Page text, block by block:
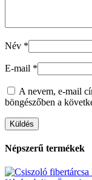
Név *
E-mail *
A nevem, e-mail
böngészőben a
Népszerű termékek